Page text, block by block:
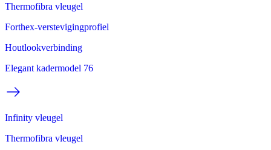
Thermofibra vleugel
Forthex-verstevigingprofiel
Houtlookverbinding
Elegant kadermodel 76
Infinity vleugel
Thermofibra vleugel